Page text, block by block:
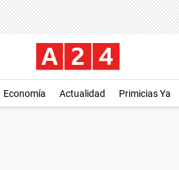
Economía Actualidad Primicias Ya